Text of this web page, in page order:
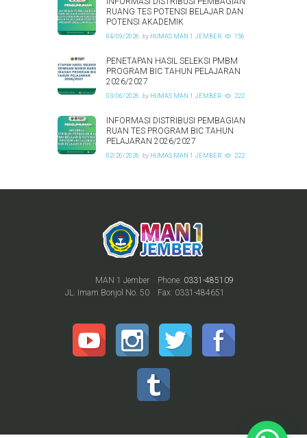
RUANG TES POTENSI BELAJAR DAN
POTENSI AKADEMIK
04/09/2026 by HUMAS MAN 1 JEMBER 156
PENETAPAN HASIL SELEKSI PMBM
PROGRAM BIC TAHUN PELAJARAN
2026/2027
03/06/2026 by HUMAS MAN 1 JEMBER 222
INFORMASI DISTRIBUSI PEMBAGIAN
RUAN TES PROGRAM BIC TAHUN
PELAJARAN 2026/2027
02/20/2026 by HUMAS MAN 1 JEMBER 222
Phone: 0331-485109
Fax: 0331-484651
MAN 1 Jember
JL. Imam Bonjol No. 50